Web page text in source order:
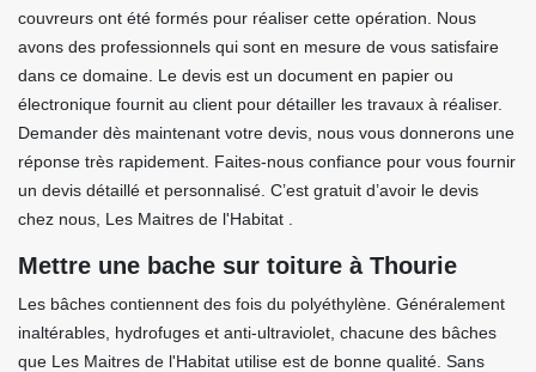
couvreurs ont été formés pour réaliser cette opération. Nous
avons des professionnels qui sont en mesure de vous satisfaire
dans ce domaine. Le devis est un document en papier ou
électronique fournit au client pour détailler les travaux à réaliser.
Demander dès maintenant votre devis, nous vous donnerons une
réponse très rapidement. Faites-nous confiance pour vous fournir
un devis détaillé et personnalisé. C’est gratuit d’avoir le devis
chez nous, Les Maitres de l'Habitat .
Mettre une bache sur toiture à Thourie
Les bâches contiennent des fois du polyéthylène. Généralement
inaltérables, hydrofuges et anti-ultraviolet, chacune des bâches
que Les Maitres de l'Habitat utilise est de bonne qualité. Sans